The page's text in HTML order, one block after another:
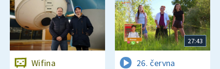
Wifina
27:43
26. června